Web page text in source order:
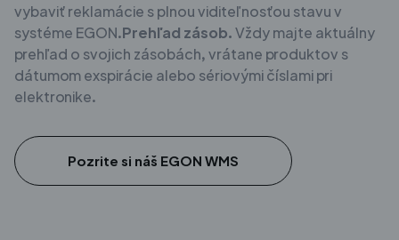
vybaviť reklamácie s plnou viditeľnosťou stavu v
systéme EGON.Prehľad zásob.Vždy majte aktuálny
prehľad o svojich zásobách, vrátane produktov s
dátumom exspirácie alebo sériovými číslami pri
elektronike.
Pozrite si náš EGON WMS